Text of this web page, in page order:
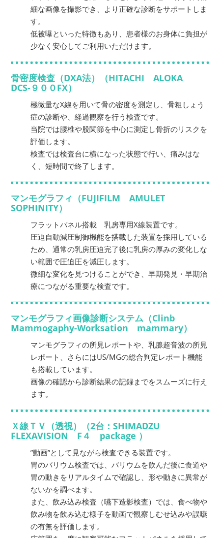
細な画像を撮影でき、より正確な診断をサポートしま
す。
低被曝といった特徴もあり、患者様のお身体に負担が
少なく安心してご利用いただけます。
骨密度検査（DXA法）（HITACHI ALOKA
DCS-９００FX）
極微量なX線を用いて骨の密度を測定し、骨粗しょう
症の診断や、経過観察を行う検査です。
当院では腰椎や股関節を中心に測定し骨折のリスクを
評価します。
検査では検査台に横になった状態で行い、痛みはな
く、短時間で終了します。
マンモグラフィ（FUJIFILM AMULET
SOPHINITY）
フラットパネル搭載 乳房専用X線装置です。
圧迫自動減圧制御機能を搭載した装置を採用している
ため、通常の乳房圧迫完了後に乳房の厚みの変化しな
い範囲で圧迫圧を減圧します。
微細な変化を見つけることができ、早期発見・早期治
療につながる重要な検査です。
マンモグラフィ画像診断システム（Clinb
Mammogaphy-Worksation mammary）
マンモグラフィの所見レポートや、乳腺超音波の所見
レポート、さらにはUS/MGの総合判定レポート機能
も搭載しています。
画像の確認から診断結果の記録までをスムーズに行え
ます。
Ｘ線ＴＶ（透視）（2台：SHIMADZU
FLEXAVISION F４ package ）
”動画”として見ながら検査できる装置です。
胃のバリウム検査では、バリウムを飲んだ後に食道や
胃の動きをリアルタイムで確認し、形や動きに異常が
ないかを調べます。
また、飲み込み検査（嚥下造影検査）では、食べ物や
飲み物を飲み込む様子を動画で観察しむせ込みや誤嚥
の有無を評価します。